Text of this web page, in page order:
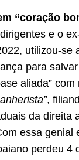
“coração
e o
utilizou-se
para
aliada” com
,
da direita
essa genial
perdeu 4